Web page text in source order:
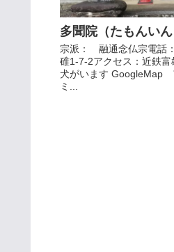
多聞院（たもんいん
宗派： 融通念仏宗電話
碓1-7-2アクセス：近鉄
犬がいます GoogleMap
ミ...